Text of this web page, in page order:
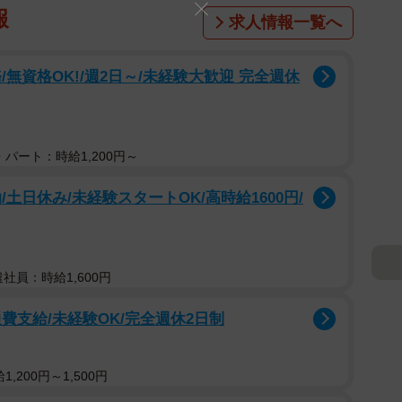
求人情報一覧へ
資格OK!/週2日～/未経験大歓迎 完全週休
パート：時給1,200円～
日休み/未経験スタートOK/高時給1600円/
員：時給1,600円
支給/未経験OK/完全週休2日制
1,200円～1,500円